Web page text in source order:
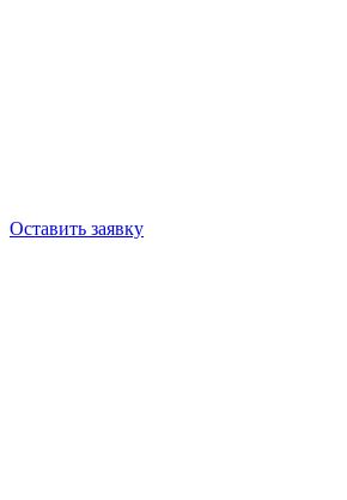
Оставить заявку